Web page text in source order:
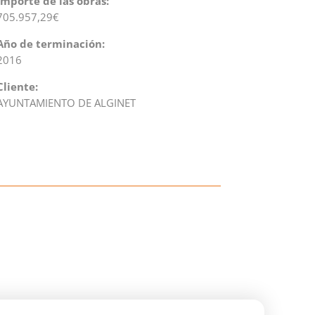
de terminación:
DE ALGINET